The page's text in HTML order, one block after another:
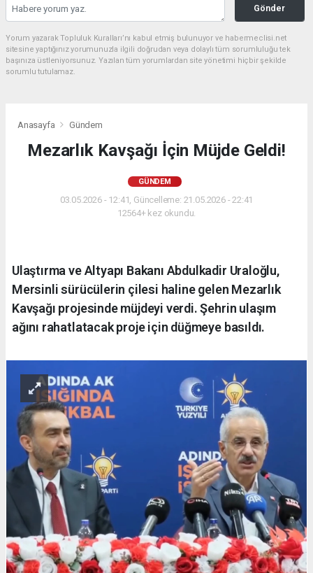
Gönder
Yorum yazarak Topluluk Kuralları’nı kabul etmiş bulunuyor ve habermeclisi.net
sitesine yaptığınız yorumunuzla ilgili doğrudan veya dolaylı tüm sorumluluğu tek
başınıza üstleniyorsunuz. Yazılan tüm yorumlardan site yönetimi hiçbir şekilde
sorumlu tutulamaz.
Anasayfa Gündem
Mezarlık Kavşağı İçin Müjde Geldi!
GÜNDEM
03.05.2026 - 12:41, Güncelleme: 21.05.2026 - 22:41
12564+ kez okundu.
Ulaştırma ve Altyapı Bakanı Abdulkadir Uraloğlu,
Mersinli sürücülerin çilesi haline gelen Mezarlık
Kavşağı projesinde müjdeyi verdi. Şehrin ulaşım
ağını rahatlatacak proje için düğmeye basıldı.